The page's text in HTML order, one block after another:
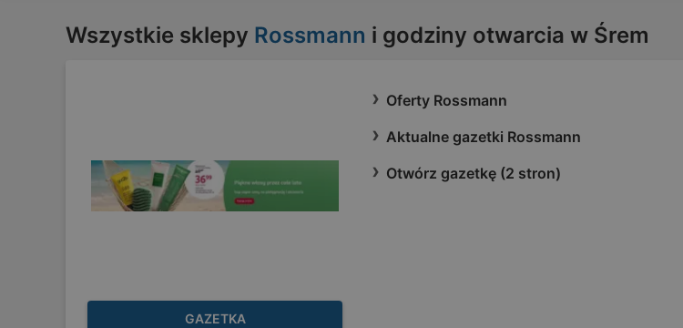
Wszystkie sklepy Rossmann i godziny otwarcia w Śrem
GAZETKA
Oferty Rossmann
Aktualne gazetki Rossmann
Otwórz gazetkę (2 stron)